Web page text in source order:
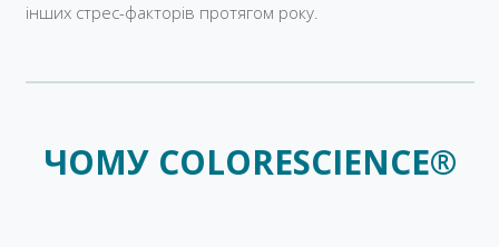
інших стрес-факторів протягом року.
ЧОМУ COLORESCIENCE®